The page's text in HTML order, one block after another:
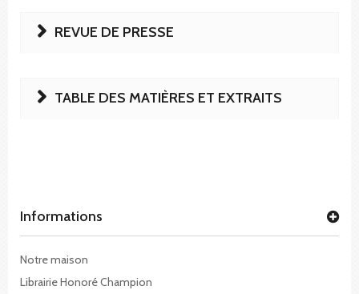
REVUE DE PRESSE
TABLE DES MATIÈRES ET EXTRAITS
Informations
Notre maison
Librairie Honoré Champion